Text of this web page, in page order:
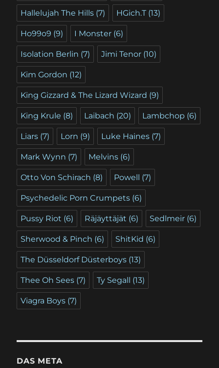
Hallelujah The Hills (7) HGich.T (13)
Ho99o9 (9) I Monster (6)
Isolation Berlin (7) Jimi Tenor (10)
Kim Gordon (12)
King Gizzard & The Lizard Wizard (9)
King Krule (8) Laibach (20) Lambchop (6)
Liars (7) Lorn (9) Luke Haines (7)
Mark Wynn (7) Melvins (6)
Otto Von Schirach (8) Powell (7)
Psychedelic Porn Crumpets (6)
Pussy Riot (6) Räjäyttäjät (6) Sedlmeir (6)
Sherwood & Pinch (6) ShitKid (6)
The Düsseldorf Düsterboys (13)
Thee Oh Sees (7) Ty Segall (13)
Viagra Boys (7)
DAS META